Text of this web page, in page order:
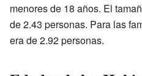
menores de 18 años. El
de 2.43 personas. Para las
era de 2.92 personas.